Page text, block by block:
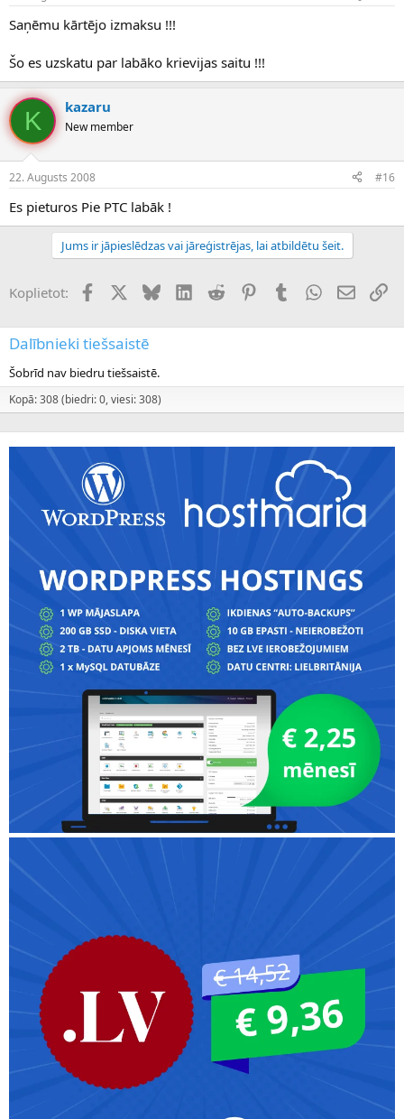
Saņēmu kārtējo izmaksu !!!
Šo es uzskatu par labāko krievijas saitu !!!
K kazaru
New member
22. Augusts 2008 #16
Es pieturos Pie PTC labāk !
Jums ir jāpieslēdzas vai jāreģistrējas, lai atbildētu šeit.
Koplietot: FacebookX (Twitter)
BlueskyLinkedInReddit PinterestTumblrWhatsApp
E-pasts
Dalībnieki tiešsaistē
Šobrīd nav biedru tiešsaistē.
Kopā: 308 (biedri: 0, viesi: 308)